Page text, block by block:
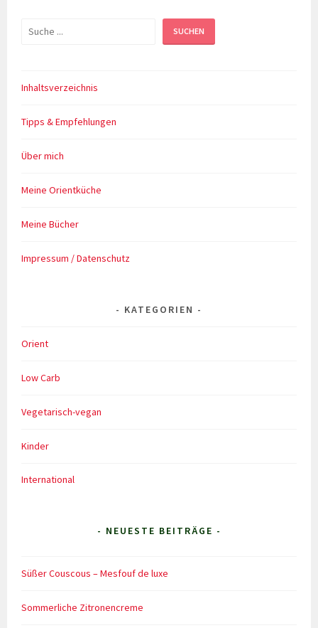
Suchen SUCHEN
Inhaltsverzeichnis
Tipps & Empfehlungen
Über mich
Meine Orientküche
Meine Bücher
Impressum / Datenschutz
KATEGORIEN
Orient
Low Carb
Vegetarisch-vegan
Kinder
International
- NEUESTE BEITRÄGE -
Süßer Couscous – Mesfouf de luxe
Sommerliche Zitronencreme